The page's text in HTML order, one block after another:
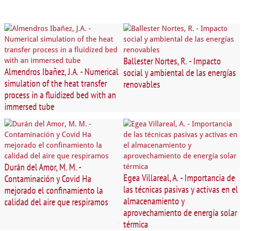
Almendros Ibañez, J.A. - Numerical
simulation of the heat transfer
process in a fluidized bed with an
immersed tube
Ballester Nortes, R. - Impacto
social y ambiental de las energías
renovables
Durán del Amor, M. M. -
Contaminación y Covid Ha
mejorado el confinamiento la
calidad del aire que respiramos
Egea Villareal, A. - Importancia de
las técnicas pasivas y activas en el
almacenamiento y
aprovechamiento de energía solar
térmica